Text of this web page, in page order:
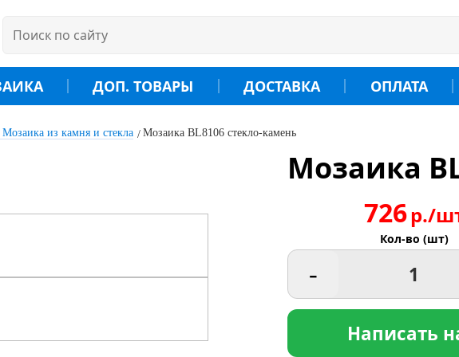
ДОП. ТОВАРЫ ДОСТАВКА ОПЛАТА
Мозаика из камня и стекла Мозаика BL8106 стекло-камень
Мозаика
726р./
Кол-во (шт)
-
Написать